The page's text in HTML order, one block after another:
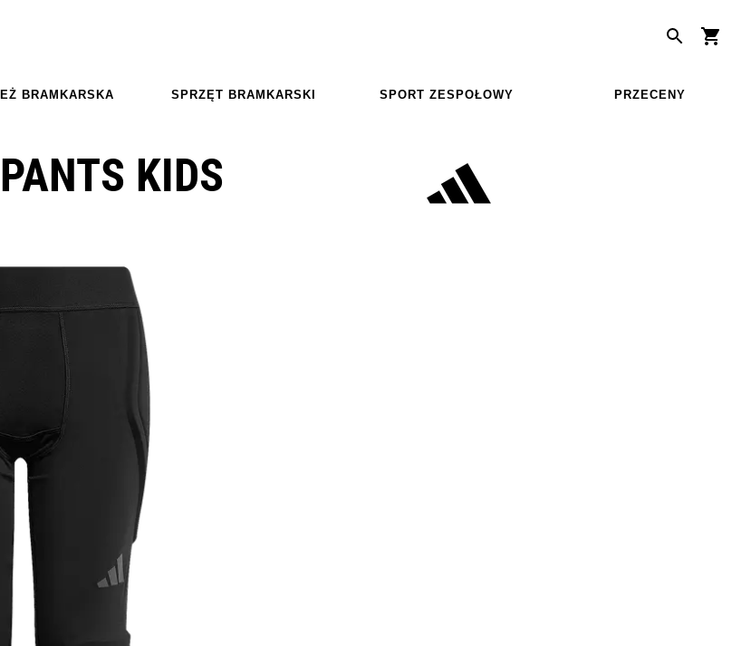
BRAMKARSKA SPRZĘT BRAMKARSKI SPORT ZESPOŁOWY PRZECENY
KIDS